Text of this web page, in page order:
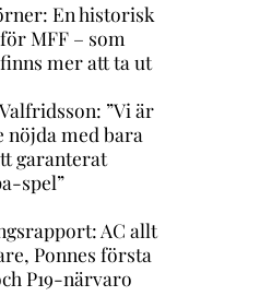
En historisk
MFF – som
mer att ta ut
”Vi är
nöjda med bara
garanterat
spel”
AC allt
Ponnes första
P19-närvaro